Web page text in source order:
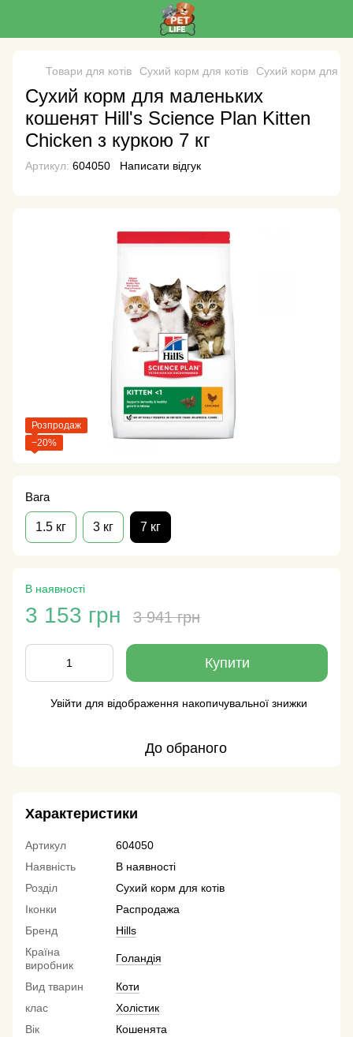
Товари для котів Сухий корм для котів Сухий корм для
Сухий корм для маленьких
кошенят Hill's Science Plan Kitten
Chicken з куркою 7 кг
Артикул: 604050 Написати відгук
Розпродаж
−20%
Вага
1.5 кг 3 кг 7 кг
В наявності
3 153 грн 3 941 грн
Купити
Увійти для відображення накопичувальної знижки
До обраного
Характеристики
Артикул
604050
Наявність
В наявності
Розділ
Сухий корм для котів
Іконки
Распродажа
Бренд
Hills
Країна
виробник
Голандія
Вид тварин
Коти
клас
Холістик
Вік
Кошенята